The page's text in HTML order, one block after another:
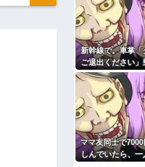
てる。旦那含め旦那方の親戚ほとん
！」私「えっ…」→あまりにも強烈
」店「確認します」→女子会ディナ
女の末路が悲惨すぎるｗｗｗｗ
フィギュアがヤバすぎるｗｗｗｗｗ
でよ！」キチママ『そこに金庫があ
兄「泥は出てけ！二度と来るな！」
？」彼「ちっ！」私「」
氏が逆切れ。「何クラクション鳴ら
新幹線で。車掌
ご退出ください
意されても動か
たら、その直後
ママ友同士で
しんでいたら、